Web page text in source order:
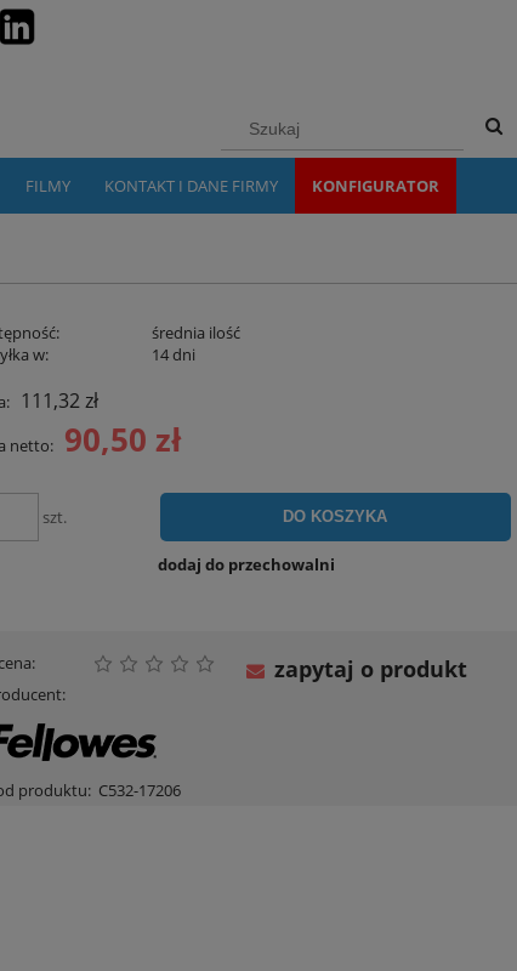
FILMY KONTAKT I DANE FIRMY KONFIGURATOR
średnia ilość
w:
14 dni
111,32 zł
netto: 90,50 zł
szt. DO KOSZYKA
dodaj do przechowalni
produktu: C532-17206
zapytaj o produkt